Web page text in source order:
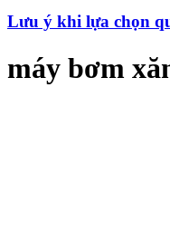
Lưu ý khi lựa chọn
máy bơm